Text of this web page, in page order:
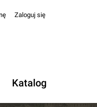
Zaloguj się
Katalog